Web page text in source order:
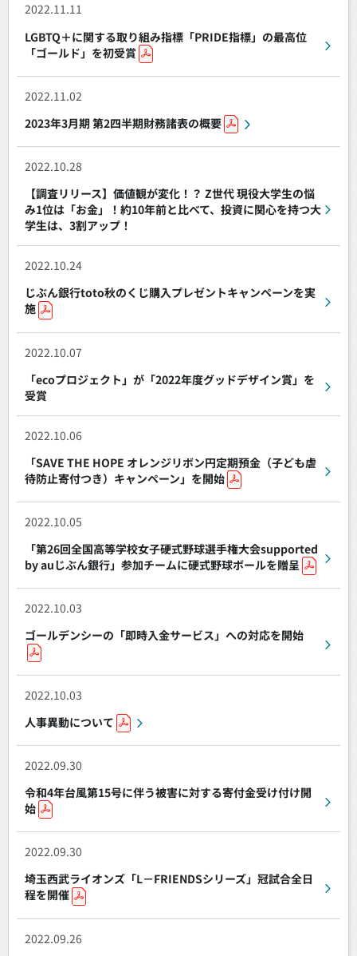
2022.11.11
LGBTQ＋に関する取り組み指標「PRIDE指標」の最高位
「ゴールド」を初受賞
2022.11.02
2023年3月期 第2四半期財務諸表の概要
2022.10.28
【調査リリース】価値観が変化！？ Z世代 現役大学生の悩
み1位は「お金」！約10年前と比べて、投資に関心を持つ大
学生は、3割アップ！
2022.10.24
じぶん銀行toto秋のくじ購入プレゼントキャンペーンを実
施
2022.10.07
「ecoプロジェクト」が「2022年度グッドデザイン賞」を
受賞
2022.10.06
「SAVE THE HOPE オレンジリボン円定期預金（子ども虐
待防止寄付つき）キャンペーン」を開始
2022.10.05
「第26回全国高等学校女子硬式野球選手権大会supported
by auじぶん銀行」参加チームに硬式野球ボールを贈呈
2022.10.03
ゴールデンシーの「即時入金サービス」への対応を開始
2022.10.03
人事異動について
2022.09.30
令和4年台風第15号に伴う被害に対する寄付金受け付け開
始
2022.09.30
埼玉西武ライオンズ「L－FRIENDSシリーズ」冠試合全日
程を開催
2022.09.26